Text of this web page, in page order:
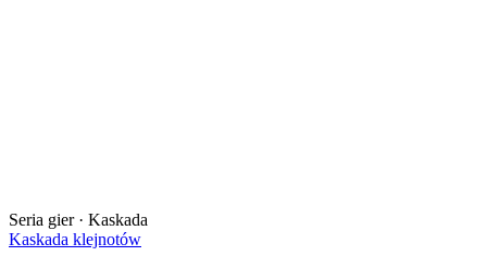
Seria gier · Kaskada
Kaskada klejnotów